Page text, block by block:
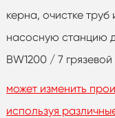
керна, очистке
насосную станцию
BW1200 / 7
может изменить
используя